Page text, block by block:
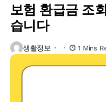
보험 환급금 조
습니다
생활정보 1 Mins